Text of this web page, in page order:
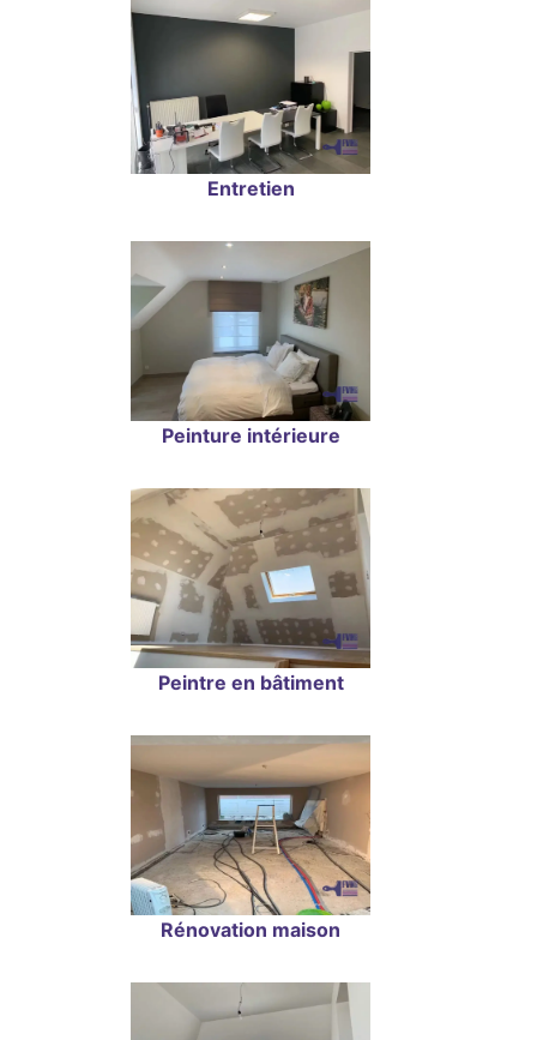
Entretien
Peinture intérieure
Peintre en bâtiment
Rénovation maison